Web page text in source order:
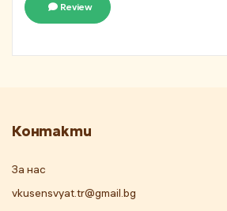
Review
Контакти
За нас
vkusensvyat.tr@gmail.bg